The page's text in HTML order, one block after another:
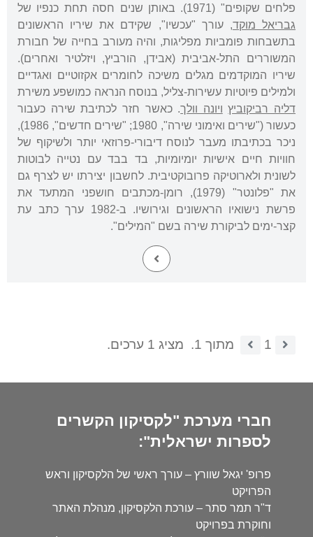
פלחים שקופים" (1971). באותן שנים חסה תחת כנפיו של
גבריאל מוקד, עורך "עכשיו", שקידם את שיריו הראשונים
בתשבחות פומביות מפליגות, והיה מעורב בחייה של חבורת
המשוררים התל-אביבית (אבידן, הורביץ, ויזלטיר ואחרים).
שיריו המוקדמים מגלים משיכה לחומרים אקזוטיים ואגדיים
ולמילים פיוטיות עשירות-צליל, בנוסח הנראה כמושפע משירת
דליה רביקוביץ ויונה וולך. כאשר חזר לכתיבת שירה כעבור
כעשור ("שירים ואימוני שירה", 1980; "שירים חדשים", 1986),
ניכר בכתיבתו מעבר לנוסח דיבורי-פרוזאי יותר ולשיקוף של
חוויות חיים אישיות יומיומיות, בד בבד עם נטייה לבוטות
לשונית ולארוטיקה פרובוקטיבית. לחשבון יצירתו יש לצרף גם
את "פלונטר" (1979), רומן-מכתבים חושפני המתעד את
פרשת נישואיו הראשונים וגירושיו. ב-1982 ערך כתב עת
קצר-ימים לביקורת שירה בשם "המילים".
1 מתוך 1. מציג 1 ערכים.
חברי מערכת "לקסיקון הקשרים
לספרות ישראלית":
פרופ' יגאל שוורץ – עורך ראשי של הלקסיקון וראש
הפרויקט
ד"ר תמר סתר – עורכת הלקסיקון, מנהלת האתר
וחוקרת בפרויקט